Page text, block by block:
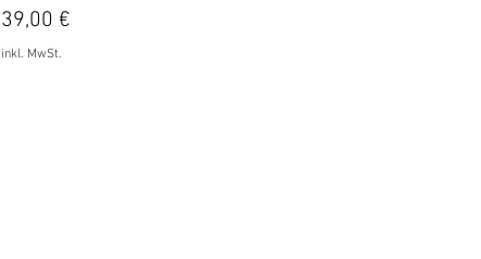
Preis
39,00 €
inkl. MwSt.